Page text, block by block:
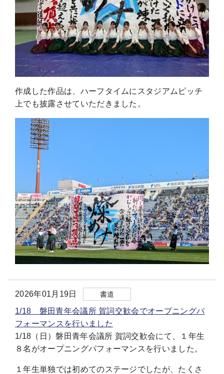
作成した作品は、ハーフタイムにスタジアムピッチ
上でも披露させていただきました。
2026年01月19日 書道
1/18 磐田青年会議所 賀詞交歓会でオープニングパ
フォーマンスを行いました
1/18（日）磐田青年会議所 賀詞交歓会にて、１年生
８名がオープニングパフォーマンスを行いました。
１年生単独では初めてのステージでしたが、たくさ